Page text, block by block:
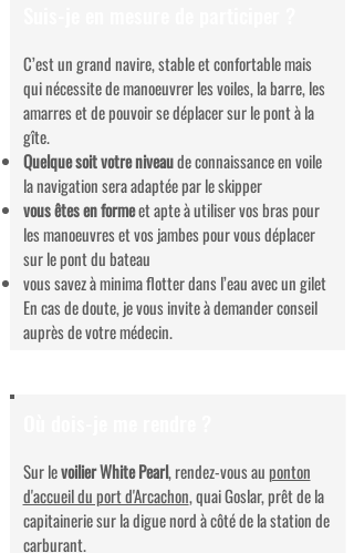
C’est un grand navire, stable et confortable mais
qui nécessite de manoeuvrer les voiles, la barre, les
amarres et de pouvoir se déplacer sur le pont à la
gîte.
Quelque soit votre niveaude connaissance en voile
la navigation sera adaptée par le skipper
vous êtes en formeet apte à utiliser vos bras pour
les manoeuvres et vos jambes pour vous déplacer
sur le pont du bateau
vous savez à minima flotter dans l’eau avec un gilet
En cas de doute, je vous invite à demander conseil
auprès de votre médecin.
Sur levoilier White Pearl, rendez-vous auponton
d'accueil du port d'Arcachon, quai Goslar, prêt de la
capitainerie sur la digue nord à côté de la station de
carburant.